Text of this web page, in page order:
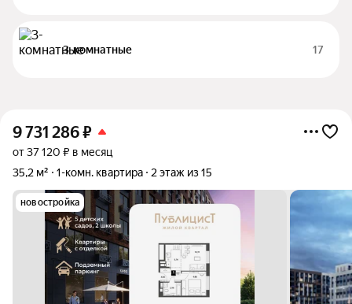
3-комнатные 17
9 731 286₽
от 37 120 ₽ в месяц
35,2 м²
1-комн. квартира 2 этаж из 15
новостройка